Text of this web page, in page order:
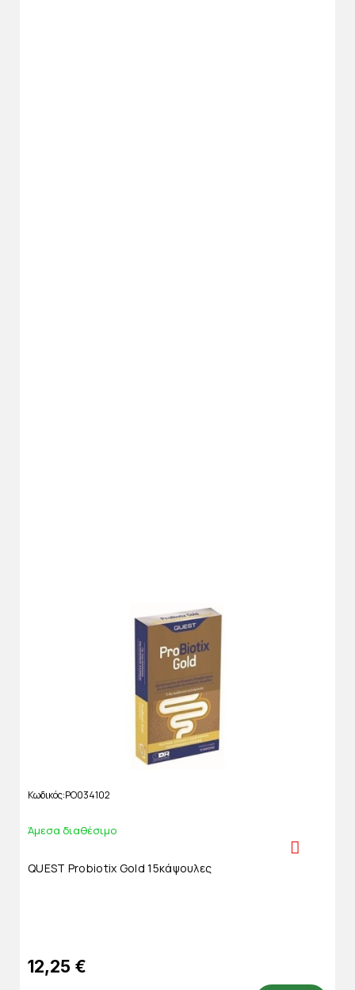
Κωδικός PO034102
Άμεσα διαθέσιμο
QUEST Probiotix Gold 15κάψουλες
12,25 €